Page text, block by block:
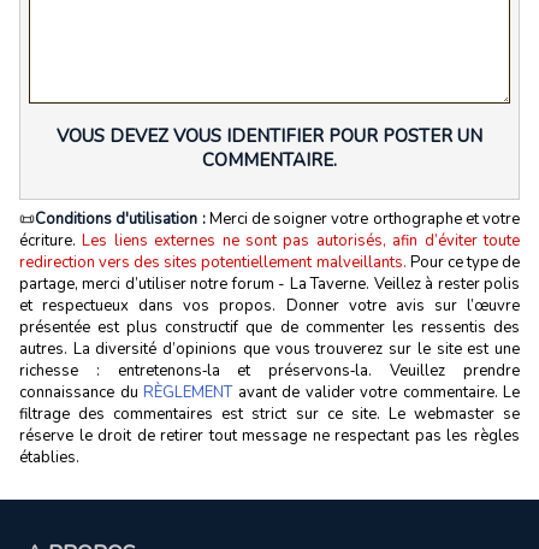
VOUS DEVEZ VOUS IDENTIFIER POUR POSTER UN
COMMENTAIRE.
📜Conditions d'utilisation :Merci de soigner votre orthographe et votre
écriture.Les liens externes ne sont pas autorisés, afin d’éviter toute
redirection vers des sites potentiellement malveillants. Pour ce type de
partage, merci d’utiliser notre forum - La Taverne. Veillez à rester polis
et respectueux dans vos propos. Donner votre avis sur l’œuvre
présentée est plus constructif que de commenter les ressentis des
autres. La diversité d’opinions que vous trouverez sur le site est une
richesse : entretenons‑la et préservons‑la. Veuillez prendre
connaissance du RÈGLEMENTavant de valider votre commentaire. Le
filtrage des commentaires est strict sur ce site. Le webmaster se
réserve le droit de retirer tout message ne respectant pas les règles
établies.